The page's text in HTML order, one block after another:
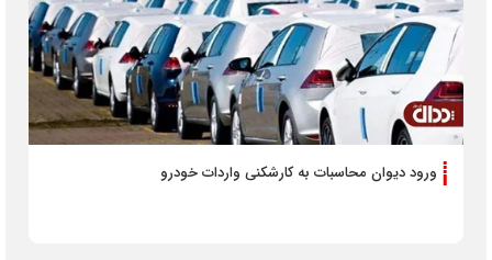
ورود دیوان محاسبات به کارشکنی واردات خودرو